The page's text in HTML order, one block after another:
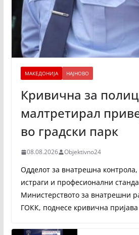
МАКЕДОНИЈА НАЈНОВО
Кривична за
малтретирал
во градски парк
08.08.2026 Objektivno24
Одделот за внатрешна
истраги и професионални
Министерството за внатрешни
ГОКК, поднесе кривична пријава